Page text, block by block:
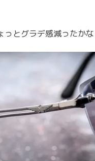
っとグラデ感減ったかな